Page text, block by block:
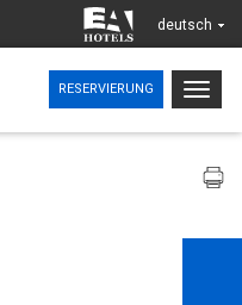
deutsch
RESERVIERUNG